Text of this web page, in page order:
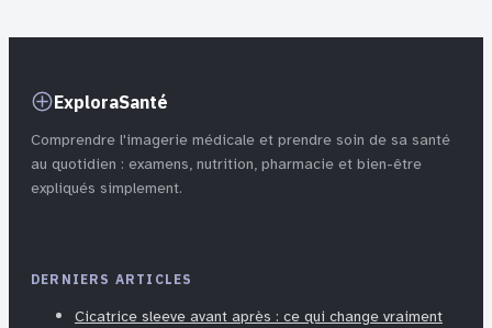
ExploraSanté
Comprendre l'imagerie médicale et prendre soin de sa santé
au quotidien : examens, nutrition, pharmacie et bien-être
expliqués simplement.
DERNIERS ARTICLES
Cicatrice sleeve avant après : ce qui change vraiment